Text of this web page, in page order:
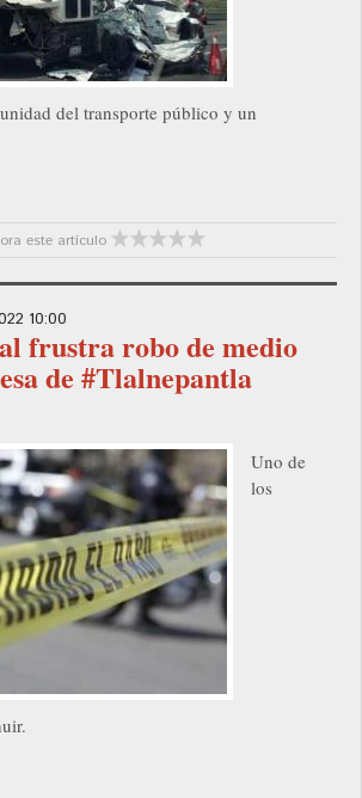
del transporte público y un
este artículo
10:00
frustra robo de medio
de #Tlalnepantla
Uno de
los